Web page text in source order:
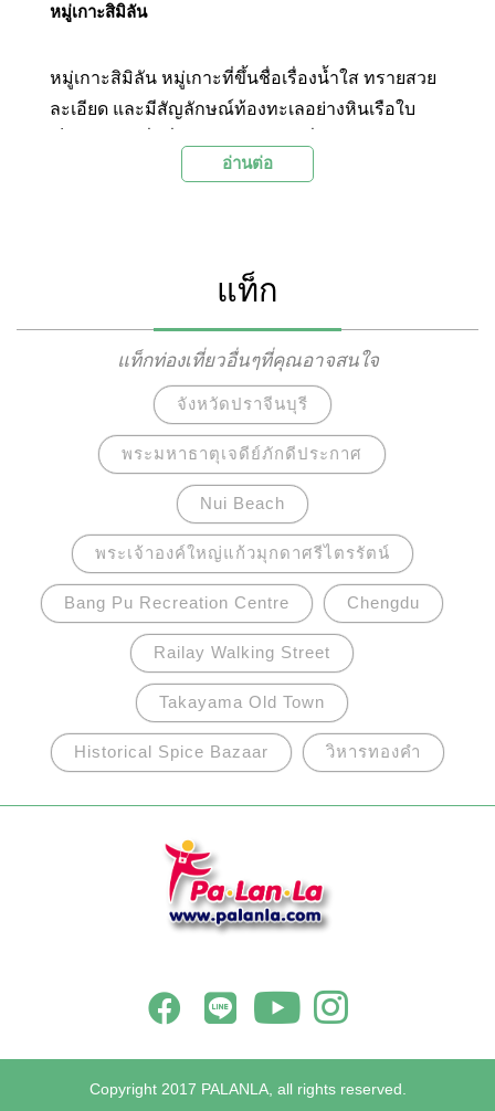
หมู่เกาะสิมิลัน
หมู่เกาะสิมิลัน หมู่เกาะที่ขึ้นชื่อเรื่องน้ำใส ทรายสวย
ละเอียด และมีสัญลักษณ์ท้องทะเลอย่างหินเรือใบ
ยกย่องจากนิตยสารสกินไดวิ่งของอเมริกาว่า เป็นหมู่
อ่านต่อ
แท็ก
แท็กท่องเที่ยวอื่นๆที่คุณอาจสนใจ
จังหวัดปราจีนบุรี
พระมหาธาตุเจดีย์ภักดีประกาศ
Nui Beach
พระเจ้าองค์ใหญ่แก้วมุกดาศรีไตรรัตน์
Bang Pu Recreation Centre Chengdu
Railay Walking Street
Takayama Old Town
Historical Spice Bazaar วิหารทองคำ
Copyright 2017 PALANLA, all rights reserved.